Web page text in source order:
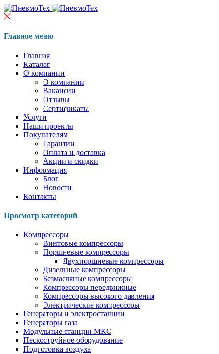
Главное меню
Главная
Каталог
О компании
О компании
Вакансии
Отзывы
Сертификаты
Услуги
Наши проекты
Покупателям
Гарантии
Оплата и доставка
Акции и скидки
Информация
Блог
Новости
Контакты
Просмотр категорий
Компрессоры
Винтовые компрессоры
Поршневые компрессоры
Двухпоршневые компрессоры
Дизельные компрессоры
Безмасляные компрессоры
Компрессоры передвижные
Компрессоры высокого давления
Электрические компрессоры
Генераторы и электростанции
Генераторы газа
Модульные станции МКС
Пескоструйное оборудование
Подготовка воздуха